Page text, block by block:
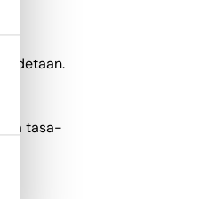
ja tasa-